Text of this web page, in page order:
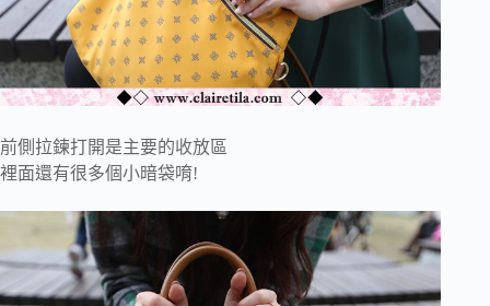
前側拉鍊打開是主要的收放區
裡面還有很多個小暗袋唷!